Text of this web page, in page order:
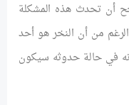
أن تحدث هذه المشكلة
من أن النخر هو أحد
أنه في حالة حدوثه سيكون